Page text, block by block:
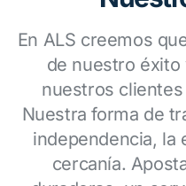
En ALS creemos
de nuestro éxito
nuestros
Nuestra forma de
independencia, la
cercanía.